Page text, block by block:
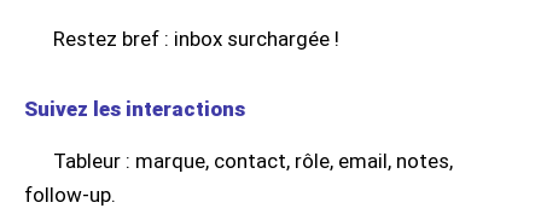
Restez bref : inbox surchargée !
Suivez les interactions
Tableur : marque, contact, rôle, email, notes,
follow-up.